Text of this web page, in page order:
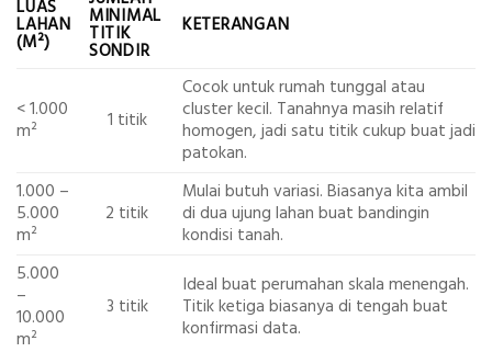
LUAS
LAHAN
(M²)
MINIMAL
TITIK
SONDIR
KETERANGAN
< 1.000
m²
1 titik
Cocok untuk rumah tunggal atau
cluster kecil. Tanahnya masih relatif
homogen, jadi satu titik cukup buat jadi
patokan.
1.000 –
5.000
m²
2 titik
Mulai butuh variasi. Biasanya kita ambil
di dua ujung lahan buat bandingin
kondisi tanah.
5.000
–
10.000
m²
3 titik
Ideal buat perumahan skala menengah.
Titik ketiga biasanya di tengah buat
konfirmasi data.